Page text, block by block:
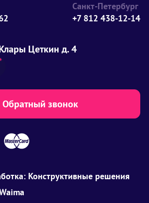
Санкт-Петербург
+7 812 438-12-14
Цеткин д. 4
Обратный звонок
Конструктивные решения